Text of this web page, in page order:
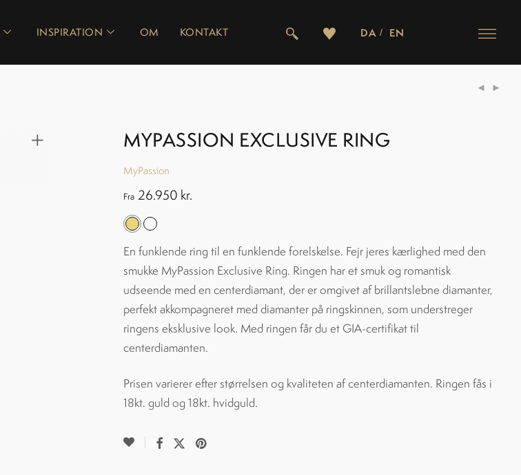
INSPIRATION OM KONTAKT DA EN
MYPASSION EXCLUSIVE RING
MyPassion
Fra 26.950 kr.
En funklende ring til en funklende forelskelse. Fejr jeres kærlighed med den
smukke MyPassion Exclusive Ring. Ringen har et smuk og romantisk
udseende med en centerdiamant, der er omgivet af brillantslebne diamanter,
perfekt akkompagneret med diamanter på ringskinnen, som understreger
ringens eksklusive look. Med ringen får du et GIA-certifikat til
centerdiamanten.
Prisen varierer efter størrelsen og kvaliteten af centerdiamanten. Ringen fås i
18kt. guld og 18kt. hvidguld.